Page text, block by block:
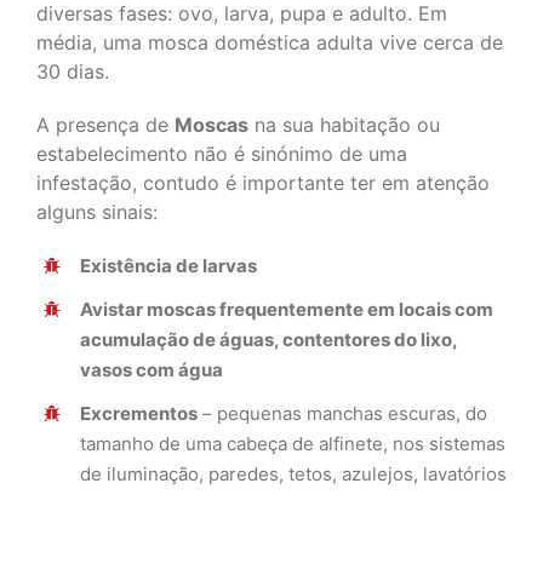
diversas fases: ovo, larva, pupa e adulto. Em
média, uma mosca doméstica adulta vive cerca de
30 dias.
A presença de Moscas na sua habitação ou
estabelecimento não é sinónimo de uma
infestação, contudo é importante ter em atenção
alguns sinais:
Existência de larvas
Avistar moscas frequentemente em locais com
acumulação de águas, contentores do lixo,
vasos com água
Excrementos – pequenas manchas escuras, do
tamanho de uma cabeça de alfinete, nos sistemas
de iluminação, paredes, tetos, azulejos, lavatórios